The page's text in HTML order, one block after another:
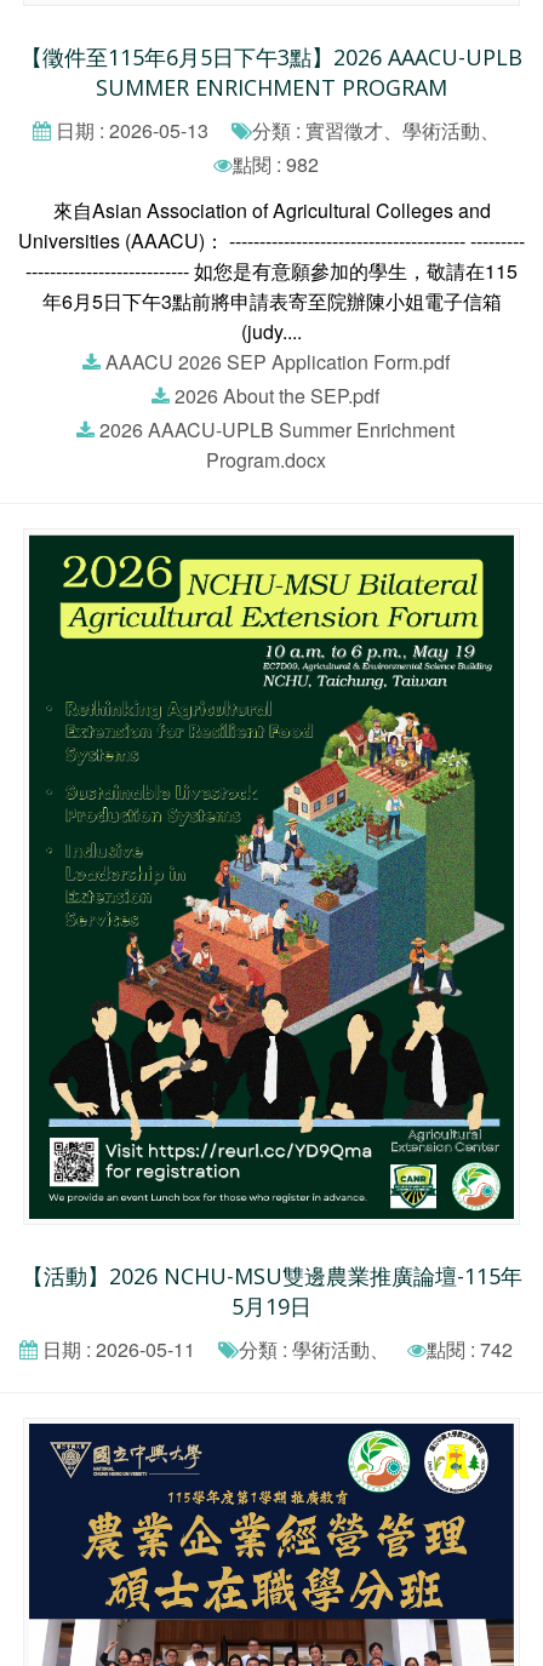
【徵件至115年6月5日下午3點】2026 AAACU-UPLB
SUMMER ENRICHMENT PROGRAM
日期 : 2026-05-13
分類 : 實習徵才、學術活動、
點閱 : 982
來自Asian Association of Agricultural Colleges and
Universities (AAACU)： --------------------------------------- ---------
--------------------------- 如您是有意願參加的學生，敬請在115
年6月5日下午3點前將申請表寄至院辦陳小姐電子信箱
(judy....
AAACU 2026 SEP Application Form.pdf
2026 About the SEP.pdf
2026 AAACU-UPLB Summer Enrichment
Program.docx
【活動】2026 NCHU-MSU雙邊農業推廣論壇-115年
5月19日
日期 : 2026-05-11 分類 : 學術活動、 點閱 : 742